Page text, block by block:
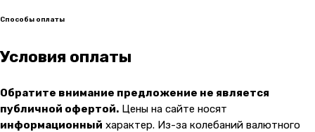
Способы оплаты
Условия оплаты
Обратите внимание предложение не является
публичной офертой. Цены на сайте носят
информационный характер. Из-за колебаний валютного
Показать на карте
Пн-Пт: 10:00 — 21:00